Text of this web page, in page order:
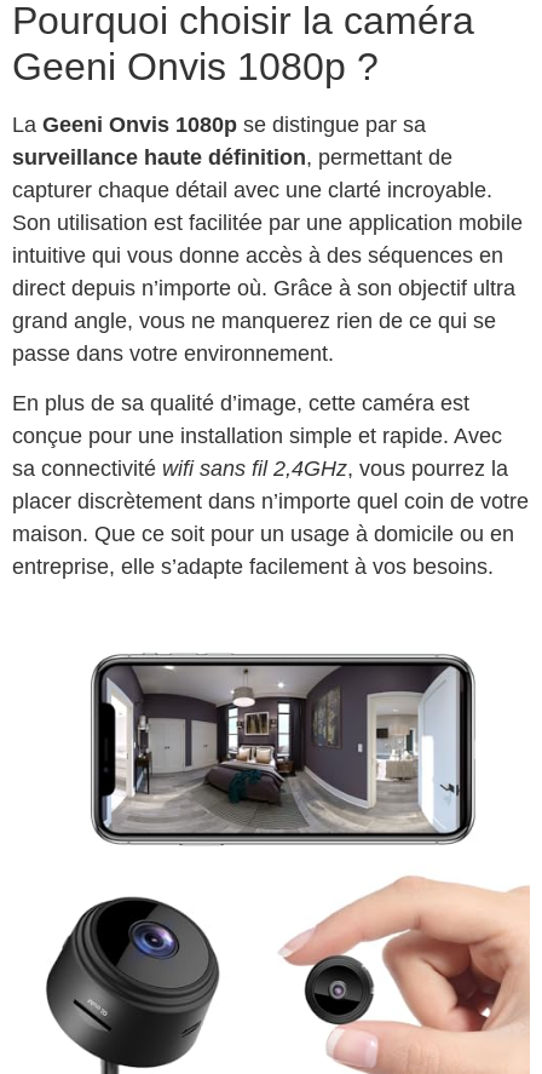
Pourquoi choisir la caméra
Geeni Onvis 1080p ?
La Geeni Onvis 1080p se distingue par sa
surveillance haute définition, permettant de
capturer chaque détail avec une clarté incroyable.
Son utilisation est facilitée par une application mobile
intuitive qui vous donne accès à des séquences en
direct depuis n’importe où. Grâce à son objectif ultra
grand angle, vous ne manquerez rien de ce qui se
passe dans votre environnement.
En plus de sa qualité d’image, cette caméra est
conçue pour une installation simple et rapide. Avec
sa connectivité wifi sans fil 2,4GHz, vous pourrez la
placer discrètement dans n’importe quel coin de votre
maison. Que ce soit pour un usage à domicile ou en
entreprise, elle s’adapte facilement à vos besoins.